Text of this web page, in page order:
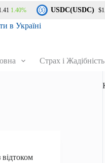
1.40% USDC(USDC) $1.00
Страх і Жадібність